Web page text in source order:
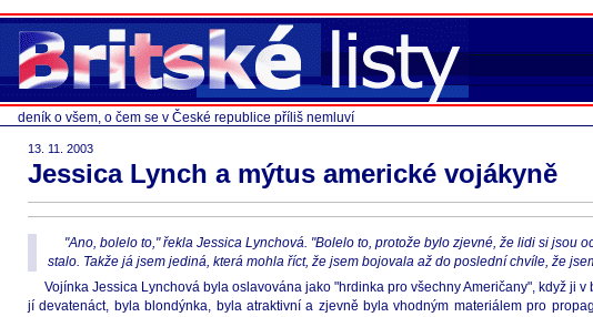
deník o všem, o čem se v České republice příliš nemluví
13. 11. 2003
Jessica Lynch a mýtus americké vojákyně
"Ano, bolelo to," řekla Jessica Lynchová. "Bolelo to, protože bylo zjevné, že lidi si jsou
stalo. Takže já jsem jediná, která mohla říct, že jsem bojovala až do poslední chvíle, že
Vojínka Jessica Lynchová byla oslavována jako "hrdinka pro všechny Američany", když ji
jí devatenáct, byla blondýnka, byla atraktivní a zjevně byla vhodným materiálem pro